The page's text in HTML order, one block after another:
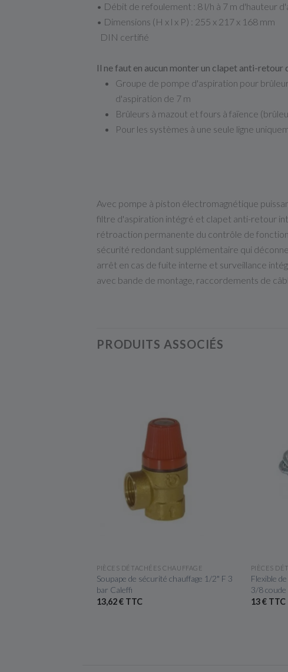
• Débit de refoulement : 8 l/h à 7 m d'hauteur
• Dimensions (H x l x P) : 255 x 217 x 168 mm
DIN certifié
Il ne faut en aucun monter un clapet anti-
Groupe de pompe d'aspiration pour
d'aspiration de 7 m
Brûleurs à mazout et fours à faïence
Pour les systèmes à une seule ligne
Avec pompe à piston électromagnétique
filtre d'aspiration intégré et clapet anti-retour
rétroaction permanente du contrôle de
sécurité redondant supplémentaire qui
arrêt en cas de fuite interne et surveillance
avec bande de montage, raccordements de
PRODUITS ASSOCIÉS
APERÇU RAPIDE
PIÈCES DÉTACHÉES CHAUFFAGE
Soupape de sécurité chauffage 1/2" F 3
bar Caleffi
13,62 € TTC
PIÈCES
Flexible
3/8
13 € TTC